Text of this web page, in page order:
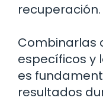
recuperación.
Combinarlas
específicos y
es
resultados